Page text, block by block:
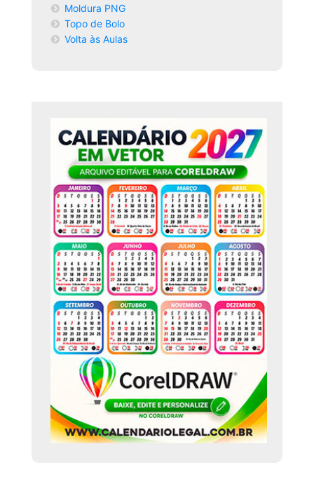
Moldura PNG
Topo de Bolo
Volta às Aulas